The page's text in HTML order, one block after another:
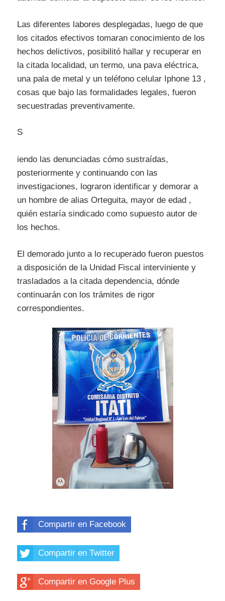
Las diferentes labores desplegadas, luego de que
los citados efectivos tomaran conocimiento de los
hechos delictivos, posibilitó hallar y recuperar en
la citada localidad, un termo, una pava eléctrica,
una pala de metal y un teléfono celular Iphone 13 ,
cosas que bajo las formalidades legales, fueron
secuestradas preventivamente.
S
iendo las denunciadas cómo sustraídas,
posteriormente y continuando con las
investigaciones, lograron identificar y demorar a
un hombre de alias Orteguita, mayor de edad ,
quién estaría sindicado como supuesto autor de
los hechos.
El demorado junto a lo recuperado fueron puestos
a disposición de la Unidad Fiscal interviniente y
trasladados a la citada dependencia, dónde
continuarán con los trámites de rigor
correspondientes.
Compartir en Facebook
Compartir en Twitter
Compartir en Google Plus